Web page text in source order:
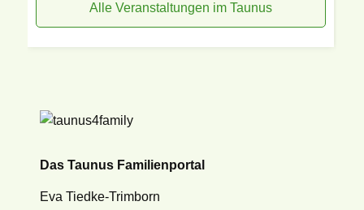
Alle Veranstaltungen im Taunus
Das Taunus Familienportal
Eva Tiedke-Trimborn